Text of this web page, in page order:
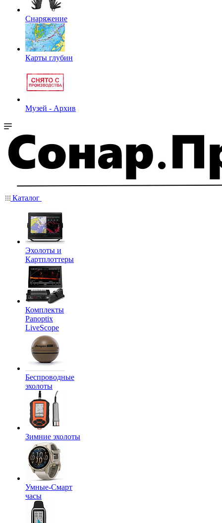
Снаряжение
Карты глубин
Музей - Архив
Каталог
Эхолоты и
Картплоттеры
Комплекты
Panoptix
LiveScope
Беспроводные
эхолоты
Зимние эхолоты
Умные-Смарт
часы